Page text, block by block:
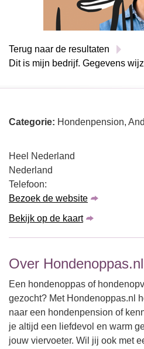
Terug naar de resultaten
Dit is mijn bedrijf. Gegevens
Categorie: Hondenpension,
Heel Nederland
Nederland
Telefoon:
Bezoek de website
Bekijk op de kaart
Over Hondenoppas.nl
Een hondenoppas of
gezocht? Met Hondenoppas.nl
naar een hondenpension of
je altijd een liefdevol en warm
jouw viervoeter. Wil jij ook met